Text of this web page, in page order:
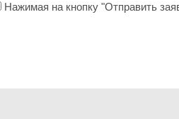
Нажимая на кнопку "Отправить